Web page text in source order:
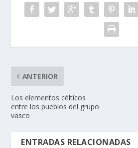
ANTERIOR
Los elementos célticos
entre los pueblos del grupo
vasco
ENTRADAS RELACIONADAS